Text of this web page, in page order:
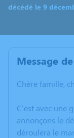
décédé le 9
Message
Chère famille,
C'est avec une
annonçons le
déroulera le